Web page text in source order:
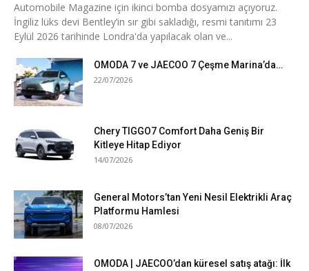
Automobile Magazine için ikinci bomba dosyamızı açıyoruz.
İngiliz lüks devi Bentley’in sır gibi sakladığı, resmi tanıtımı 23
Eylül 2026 tarihinde Londra'da yapılacak olan ve...
OMODA 7 ve JAECOO 7 Çeşme Marina’da…
22/07/2026
Chery TIGGO7 Comfort Daha Geniş Bir
Kitleye Hitap Ediyor
14/07/2026
General Motors’tan Yeni Nesil Elektrikli Araç
Platformu Hamlesi
08/07/2026
OMODA | JAECOO’dan küresel satış atağı: İlk